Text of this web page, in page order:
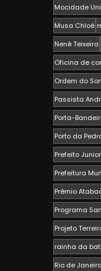
Mocidade
Musa Chloé
Nenê Teixeira
Oficina de
Ordem do
Passista
Porta-
Porto da
Prefeito
Prefeitura
Prêmio
Programa
Projeto
rainha da
Rio de Janeiro